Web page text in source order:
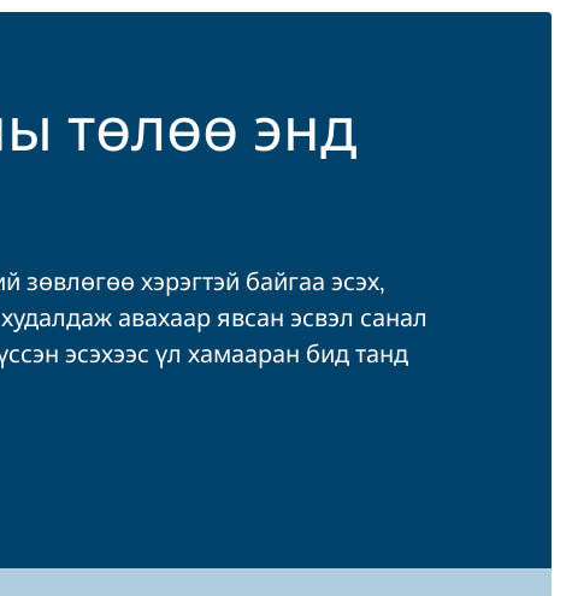
төлөө энд
зөвлөгөө хэрэгтэй байгаа эсэх,
авахаар явсан эсвэл санал
эсэхээс үл хамааран бид танд